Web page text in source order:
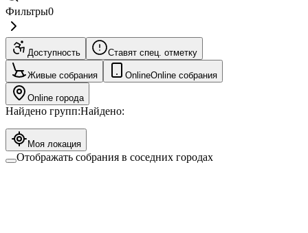
Фильтры0
Доступность Ставят спец. отметку
Живые собрания OnlineOnline собрания
Online города
Найдено групп:Найдено:
Моя локация
Отображать собрания в соседних городах